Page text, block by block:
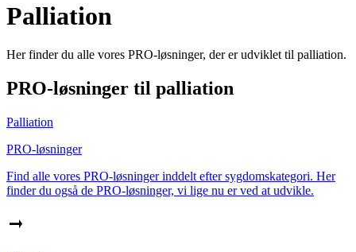
Palliation
Her finder du alle vores PRO-løsninger, der er udviklet til palliation.
PRO-løsninger til palliation
Palliation
PRO-løsninger
Find alle vores PRO-løsninger inddelt efter sygdomskategori. Her
finder du også de PRO-løsninger, vi lige nu er ved at udvikle.